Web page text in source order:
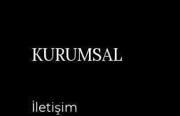
KURUMSAL
İletişim